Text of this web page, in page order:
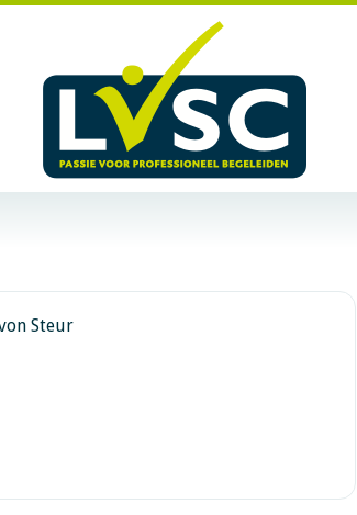
Steur